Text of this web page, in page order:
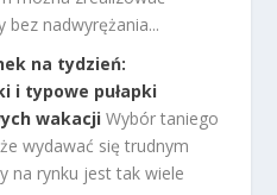
bez nadwyrężania...
na tydzień:
i typowe pułapki
wakacji Wybór taniego
wydawać się trudnym
na rynku jest tak wiele